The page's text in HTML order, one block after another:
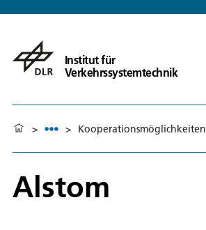
Institut für
Verkehrssystemtechnik
> > Kooperationsmöglichkeiten
Alstom